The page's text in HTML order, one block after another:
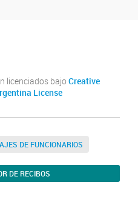
licenciados bajo Creative
License
DE FUNCIONARIOS
DE RECIBOS